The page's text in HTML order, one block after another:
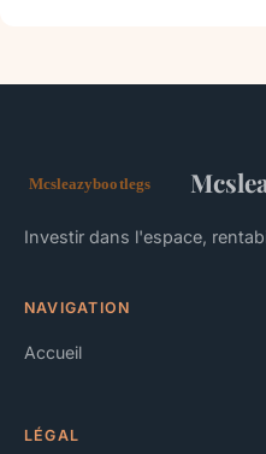
Investir dans l'espace,
NAVIGATION
Accueil
LÉGAL